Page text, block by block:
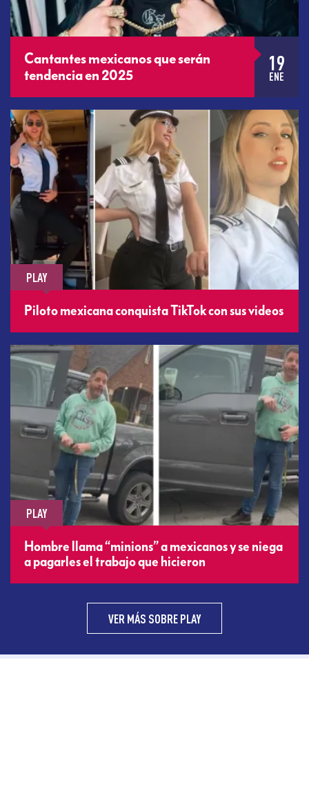
Cantantes mexicanos que serán
tendencia en 2025
19
ENE
PLAY
Piloto mexicana conquista TikTok con sus videos
PLAY
Hombre llama “minions” a mexicanos y se niega
a pagarles el trabajo que hicieron
VER MÁS SOBRE PLAY